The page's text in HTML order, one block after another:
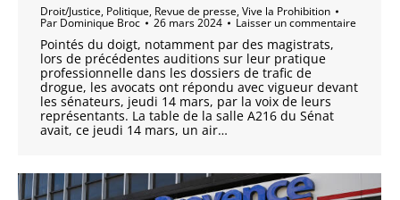
Droit/Justice, Politique, Revue de presse,Vive la Prohibition
Par Dominique Broc 26 mars 2024 Laisser un commentaire
Pointés du doigt, notamment par des magistrats,
lors de précédentes auditions sur leur pratique
professionnelle dans les dossiers de trafic de
drogue, les avocats ont répondu avec vigueur devant
les sénateurs, jeudi 14 mars, par la voix de leurs
représentants. La table de la salle A216 du Sénat
avait, ce jeudi 14 mars, un air…